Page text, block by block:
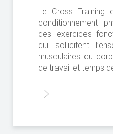
Le Cross Training
conditionnement
des exercices
qui sollicitent
musculaires du
de travail et temps